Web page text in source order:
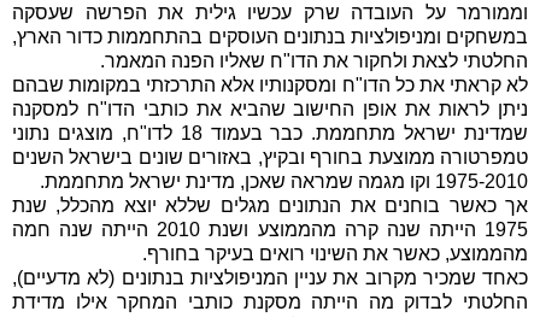
וממורמר על העובדה שרק עכשיו גילית את הפרשה שעסקה
במשחקים ומניפולציות בנתונים העוסקים בהתחממות כדור הארץ,
החלטתי לצאת ולחקור את הדו"ח שאליו הפנה המאמר.
לא קראתי את כל הדו"ח ומסקנותיו אלא התרכזתי במקומות שבהם
ניתן לראות את אופן החישוב שהביא את כותבי הדו"ח למסקנה
שמדינת ישראל מתחממת. כבר בעמוד 18 לדו"ח, מוצגים נתוני
טמפרטורה ממוצעת בחורף ובקיץ, באזורים שונים בישראל השנים
1975-2010 וקו מגמה שמראה שאכן, מדינת ישראל מתחממת.
אך כאשר בוחנים את הנתונים מגלים שללא יוצא מהכלל, שנת
1975 הייתה שנה קרה מהממוצע ושנת 2010 הייתה שנה חמה
מהממוצע, כאשר את השינוי רואים בעיקר בחורף.
כאחד שמכיר מקרוב את עניין המניפולציות בנתונים (לא מדעיים),
החלטתי לבדוק מה הייתה מסקנת כותבי המחקר אילו מדידת